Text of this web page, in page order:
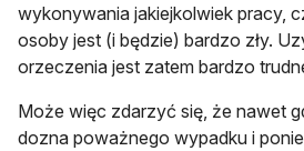
wykonywania jakiejkolwiek pracy,
osoby jest (i będzie) bardzo zły.
orzeczenia jest zatem bardzo
Może więc zdarzyć się, że nawet
dozna poważnego wypadku i